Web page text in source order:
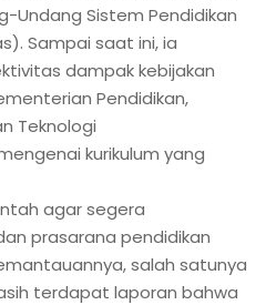
Undang Sistem Pendidikan
Sampai saat ini, ia
dampak kebijakan
Pendidikan,
Teknologi
kurikulum yang
agar segera
prasarana pendidikan
salah satunya
terdapat laporan bahwa